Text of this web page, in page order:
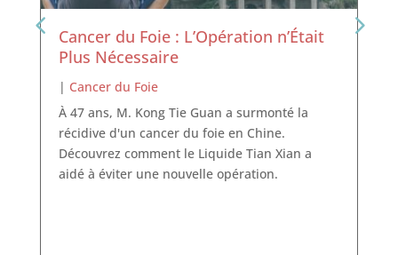
Cancer du Foie : L’Opération n’Était
Plus Nécessaire
| Cancer du Foie
À 47 ans, M. Kong Tie Guan a surmonté la
récidive d'un cancer du foie en Chine.
Découvrez comment le Liquide Tian Xian a
aidé à éviter une nouvelle opération.